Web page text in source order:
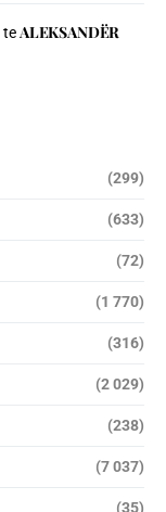
teALEKSANDËR
(299)
(633)
(72)
(1 770)
(316)
(2 029)
(238)
(7 037)
(35)